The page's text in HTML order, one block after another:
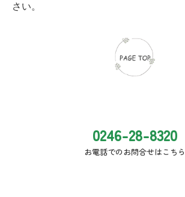
さい。
0246-28-8320
お電話でのお問合せはこちら